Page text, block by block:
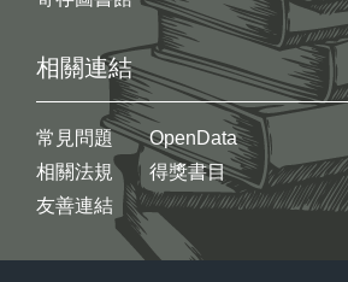
相關連結
常見問題
相關法規
友善連結
OpenData
得獎書目